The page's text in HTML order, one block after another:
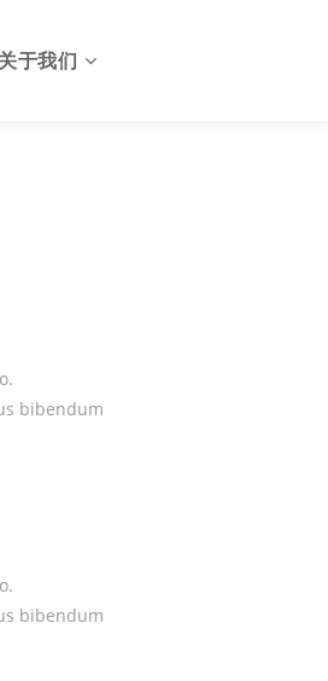
检
定
关于我们
bibendum
bibendum